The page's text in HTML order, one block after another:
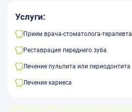
Услуги:
Прием врача-стоматолога-терапевта
Реставрация переднего зуба
Лечение пульпита или периодонтита
Лечение кариеса